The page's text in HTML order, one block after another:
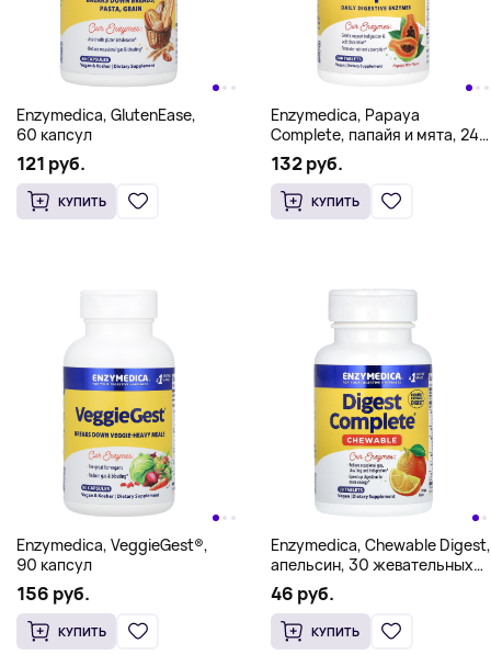
Enzymedica, GlutenEase,
60 капсул
121 руб.
КУПИТЬ
Enzymedica, Papaya
Complete, папайя и мята, 240
таблеток
132 руб.
КУПИТЬ
Enzymedica, VeggieGest®,
90 капсул
156 руб.
КУПИТЬ
Enzymedica, Chewable Digest,
апельсин, 30 жевательных
таблеток
46 руб.
КУПИТЬ